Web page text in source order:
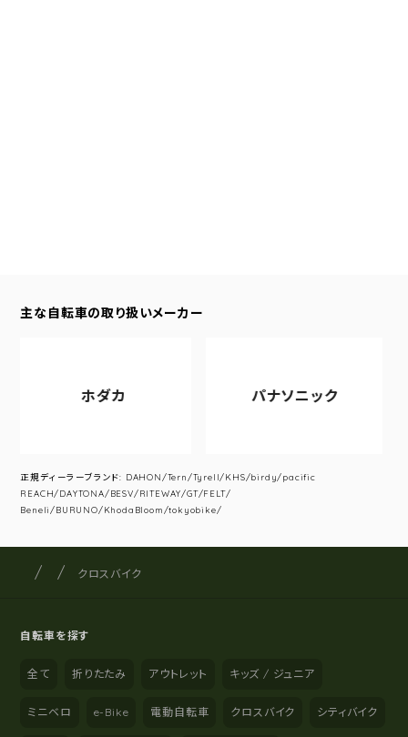
主な自転車の取り扱いメーカー
ホダカ パナソニック
正規ディーラーブランド: DAHON/Tern/Tyrell/KHS/birdy/pacific
REACH/DAYTONA/BESV/RITEWAY/GT/FELT/
Beneli/BURUNO/KhodaBloom/tokyobike/
サイト内の現在地
サイクルショップナカゴヤ
クロスバイク
自転車を探す
全て 折りたたみ アウトレット キッズ / ジュニア
ミニベロ e-Bike 電動自転車 クロスバイク シティバイク